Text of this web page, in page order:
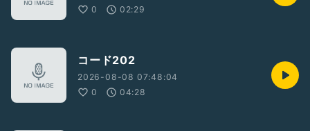
0
02:29
コード202
2026-08-08 07:48:04
0
04:28